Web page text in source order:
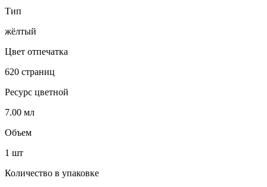
Тип
жёлтый
Цвет отпечатка
620 страниц
Ресурс цветной
7.00 мл
Объем
1 шт
Количество в упаковке